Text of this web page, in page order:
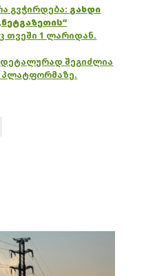
გვჭირდება: გახდი
თვეში 1 ლარიდან.
დეტალურად შეგიძლია
პლატფორმაზე.